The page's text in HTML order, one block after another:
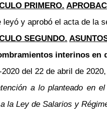
PRIMERO.
leyó y aprobó el acta de la
SEGUNDO.
interinos en
2020 del 22 de abril de
a lo planteado en
la Ley de Salarios y